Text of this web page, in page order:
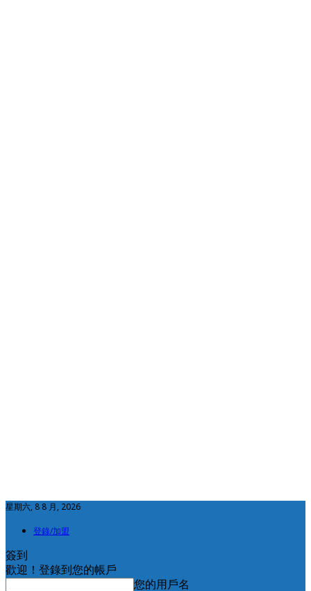
星期六, 8 8 月, 2026
登錄/加盟
簽到
歡迎！登錄到您的帳戶
您的用戶名